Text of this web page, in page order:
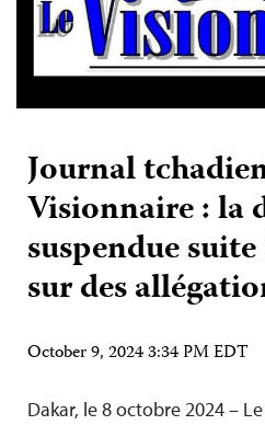
Journal
Visionnaire : la
suspendue
sur des
October 9, 2024 3:34 PM EDT
Dakar, le 8 octobre 2024 –